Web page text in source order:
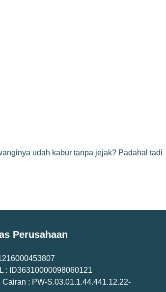
udah kabur tanpa jejak? Padahal tadi
Perusahaan
: ID36310000098060121
Cairan : PW-S.03.01.1.44.441.12.22-